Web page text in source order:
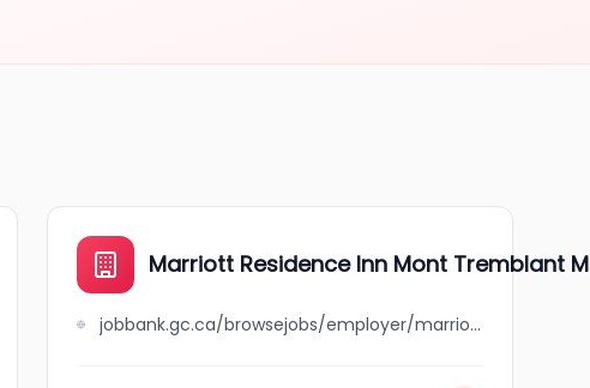
Marriott Residence Inn Mont Tremblant
jobbank.gc.ca/browsejobs/employer/marriott+residence+inn+mont+tremblant+manoir+labelle/ca